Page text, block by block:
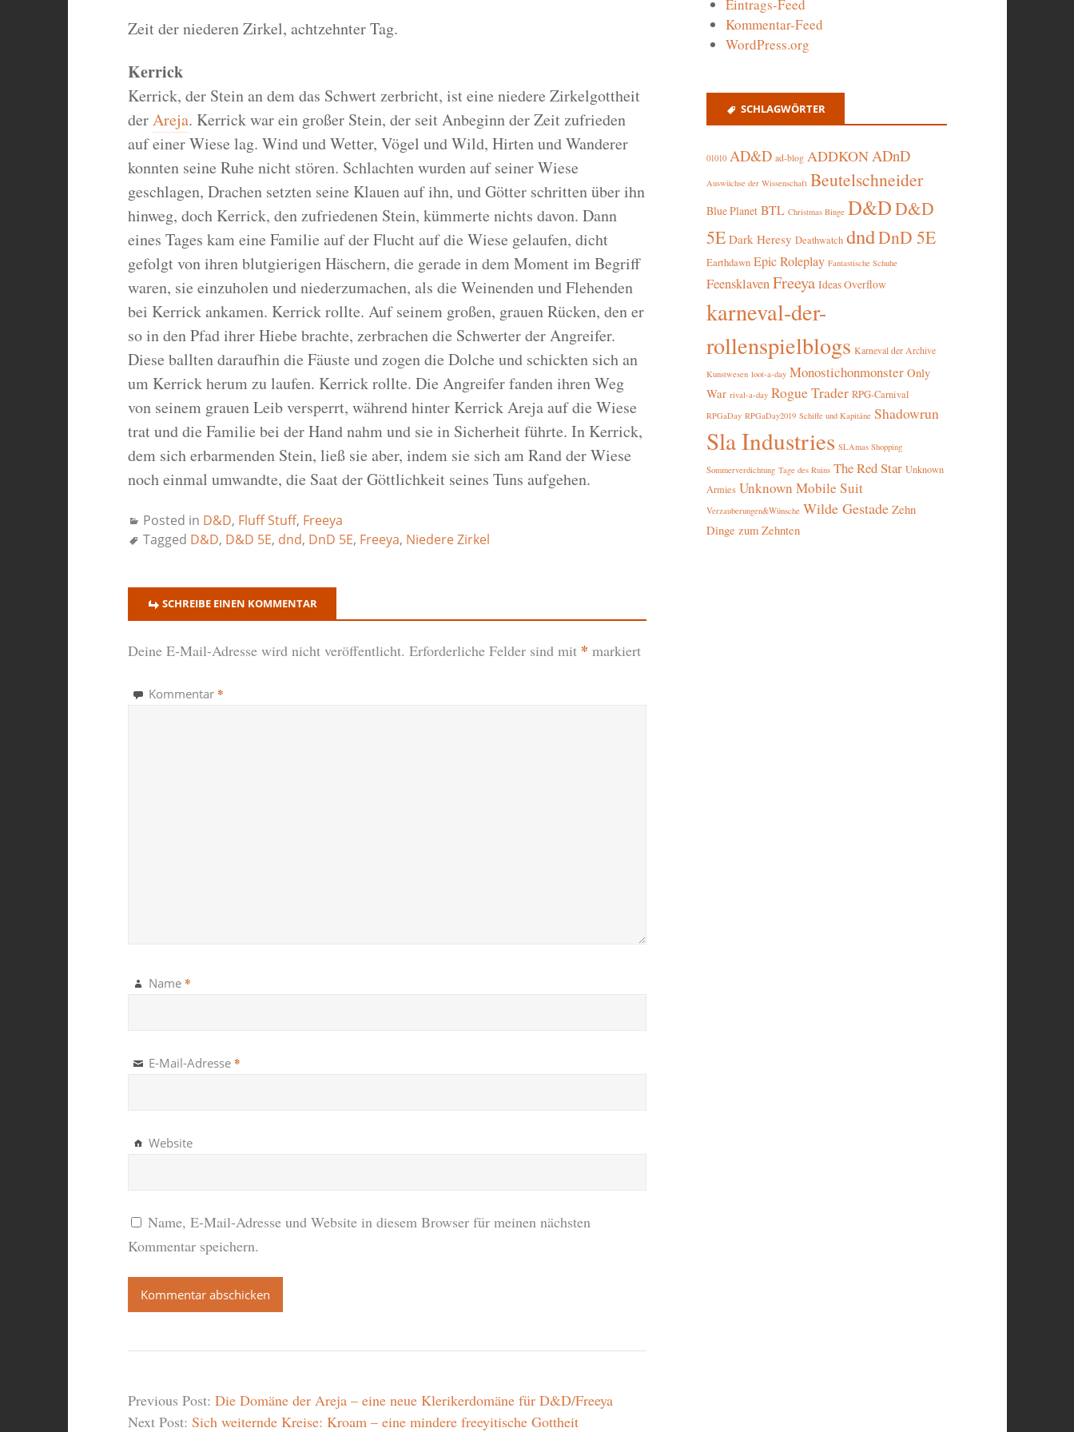
Zeit der niederen Zirkel, achtzehnter Tag.
Kerrick
Kerrick, der Stein an dem das Schwert zerbricht, ist eine niedere Zirkelgottheit
derAreja. Kerrick war ein großer Stein, der seit Anbeginn der Zeit zufrieden
auf einer Wiese lag. Wind und Wetter, Vögel und Wild, Hirten und Wanderer
konnten seine Ruhe nicht stören. Schlachten wurden auf seiner Wiese
geschlagen, Drachen setzten seine Klauen auf ihn, und Götter schritten über ihn
hinweg, doch Kerrick, den zufriedenen Stein, kümmerte nichts davon. Dann
eines Tages kam eine Familie auf der Flucht auf die Wiese gelaufen, dicht
gefolgt von ihren blutgierigen Häschern, die gerade in dem Moment im Begriff
waren, sie einzuholen und niederzumachen, als die Weinenden und Flehenden
bei Kerrick ankamen. Kerrick rollte. Auf seinem großen, grauen Rücken, den er
so in den Pfad ihrer Hiebe brachte, zerbrachen die Schwerter der Angreifer.
Diese ballten daraufhin die Fäuste und zogen die Dolche und schickten sich an
um Kerrick herum zu laufen. Kerrick rollte. Die Angreifer fanden ihren Weg
von seinem grauen Leib versperrt, während hinter Kerrick Areja auf die Wiese
trat und die Familie bei der Hand nahm und sie in Sicherheit führte. In Kerrick,
dem sich erbarmenden Stein, ließ sie aber, indem sie sich am Rand der Wiese
noch einmal umwandte, die Saat der Göttlichkeit seines Tuns aufgehen.
Posted in D&D, Fluff Stuff, Freeya
Tagged D&D, D&D 5E, dnd, DnD 5E, Freeya, Niedere Zirkel
SCHREIBE EINEN KOMMENTAR
Deine E-Mail-Adresse wird nicht veröffentlicht. Erforderliche Felder sind mit * markiert
Kommentar *
Name *
E-Mail-Adresse *
Website
Name, E-Mail-Adresse und Website in diesem Browser für meinen nächsten
Kommentar speichern.
Previous Post: Die Domäne der Areja – eine neue Klerikerdomäne für D&D/Freeya
Next Post: Sich weiternde Kreise: Kroam – eine mindere freeyitische Gottheit
Eintrags-Feed
Kommentar-Feed
WordPress.org
SCHLAGWÖRTER
01010 AD&D ad-blog ADDKONADnD
Auswüchse der Wissenschaft Beutelschneider
Blue Planet BTL Christmas Binge D&DD&D
5E Dark Heresy Deathwatch dndDnD 5E
Earthdawn Epic Roleplay Fantastische Schuhe
Feensklaven Freeya Ideas Overflow
karneval-der-
rollenspielblogs Karneval der Archive
Kunstwesen loot-a-day Monostichonmonster Only
War rival-a-day Rogue Trader RPG-Carnival
RPGaDay RPGaDay2019 Schiffe und Kapitäne Shadowrun
Sla Industries SLAmas Shopping
Sommerverdichtung Tage des Ruins The Red Star Unknown
Armies Unknown Mobile Suit
Verzauberungen&Wünsche Wilde Gestade Zehn
Dinge zum Zehnten